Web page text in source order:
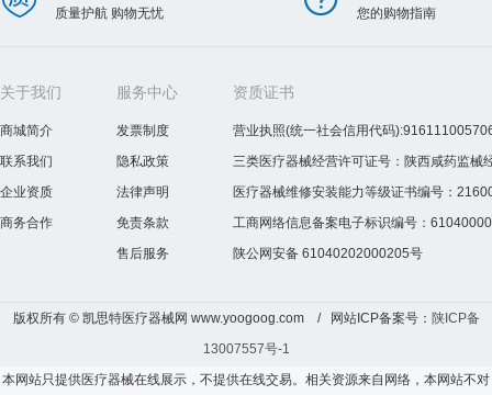
质量护航 购物无忧 您的购物指南
关于我们
商城简介
联系我们
企业资质
商务合作
服务中心
发票制度
隐私政策
法律声明
免责条款
售后服务
资质证书
营业执照(统一社会信用代码
三类医疗器械经营许可证号：陕西咸药监械
医疗器械维修安装能力等级证书编号：
工商网络信息备案电子标识编号：
陕公网安备 61040202000205号
版权所有 © 凯思特医疗器械网 www.yoogoog.com / 网站ICP备案号： 陕ICP备
13007557号-1
本网站只提供医疗器械在线展示，不提供在线交易。相关资源来自网络，本网站不对